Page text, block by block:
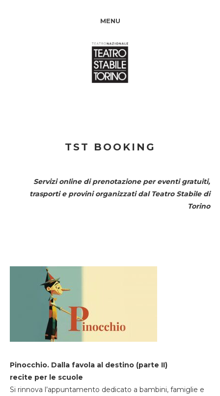
MENU
TST BOOKING
Servizi online di prenotazione per eventi gratuiti,
trasporti e provini organizzati dal Teatro Stabile di
Torino
Pinocchio. Dalla favola al destino (parte II)
recite per le scuole
Si rinnova l’appuntamento dedicato a bambini, famiglie e